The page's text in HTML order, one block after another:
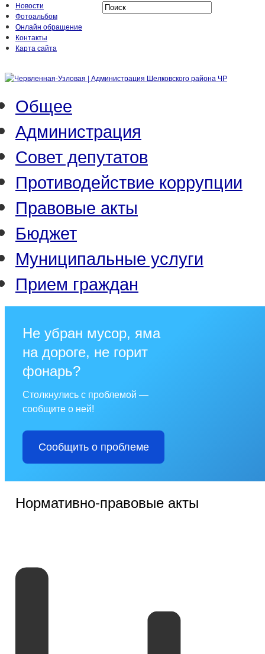
Новости
Фотоальбом
Онлайн обращение
Контакты
Карта сайта
Общее
Администрация
Совет депутатов
Противодействие коррупции
Правовые акты
Бюджет
Муниципальные услуги
Прием граждан
Не убран мусор, яма
на дороге, не горит
фонарь?
Столкнулись с проблемой —
сообщите о ней!
Сообщить о проблеме
Нормативно-правовые акты